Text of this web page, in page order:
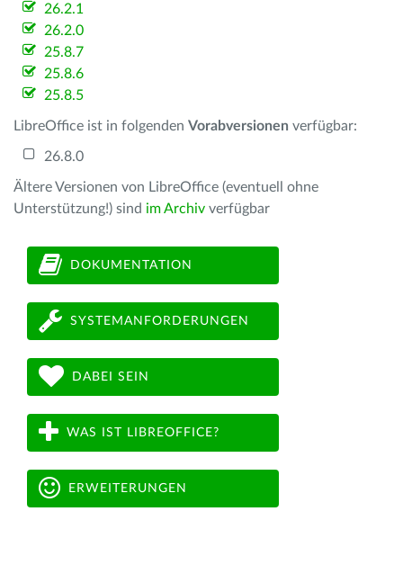
26.2.1
26.2.0
25.8.7
25.8.6
25.8.5
LibreOffice ist in folgenden Vorabversionen verfügbar:
26.8.0
Ältere Versionen von LibreOffice (eventuell ohne
Unterstützung!) sind im Archiv verfügbar
DOKUMENTATION
SYSTEMANFORDERUNGEN
DABEI SEIN
WAS IST LIBREOFFICE?
ERWEITERUNGEN